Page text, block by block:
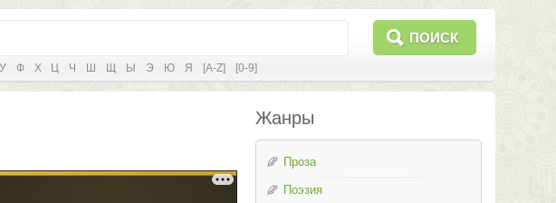
ПОИСК
У Ф Х Ц Ч Ш Щ Ы Э Ю Я [A-Z] [0-9]
Жанры
Проза
Поэзия